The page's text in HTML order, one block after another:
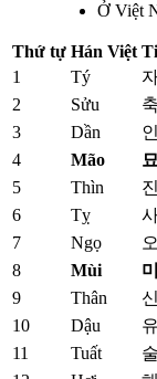
Ở Việt
Thứ tự Hán Việt
1
Tý
2
Sửu
3
Dần
4
Mão
5
Thìn
6
Tỵ
7
Ngọ
8
Mùi
9
Thân
10
Dậu
11
Tuất